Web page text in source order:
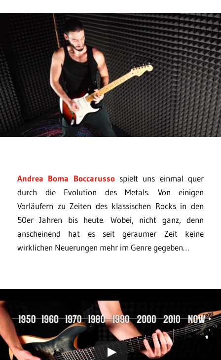
Andrea Boma Boccarussospielt uns einmal quer
durch die Evolution des Metals. Von einigen
Vorläufern zu Zeiten des klassischen Rocks in den
50er Jahren bis heute. Wobei, nicht ganz, denn
anscheinend hat es seit geraumer Zeit keine
wirklichen Neuerungen mehr im Genre gegeben…